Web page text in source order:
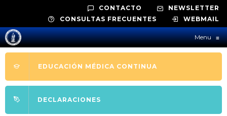
CONTACTO
NEWSLETTER
CONSULTAS FRECUENTES
WEBMAIL
Menu≡
EDUCACIÓN MÉDICA CONTINUA
DECLARACIONES